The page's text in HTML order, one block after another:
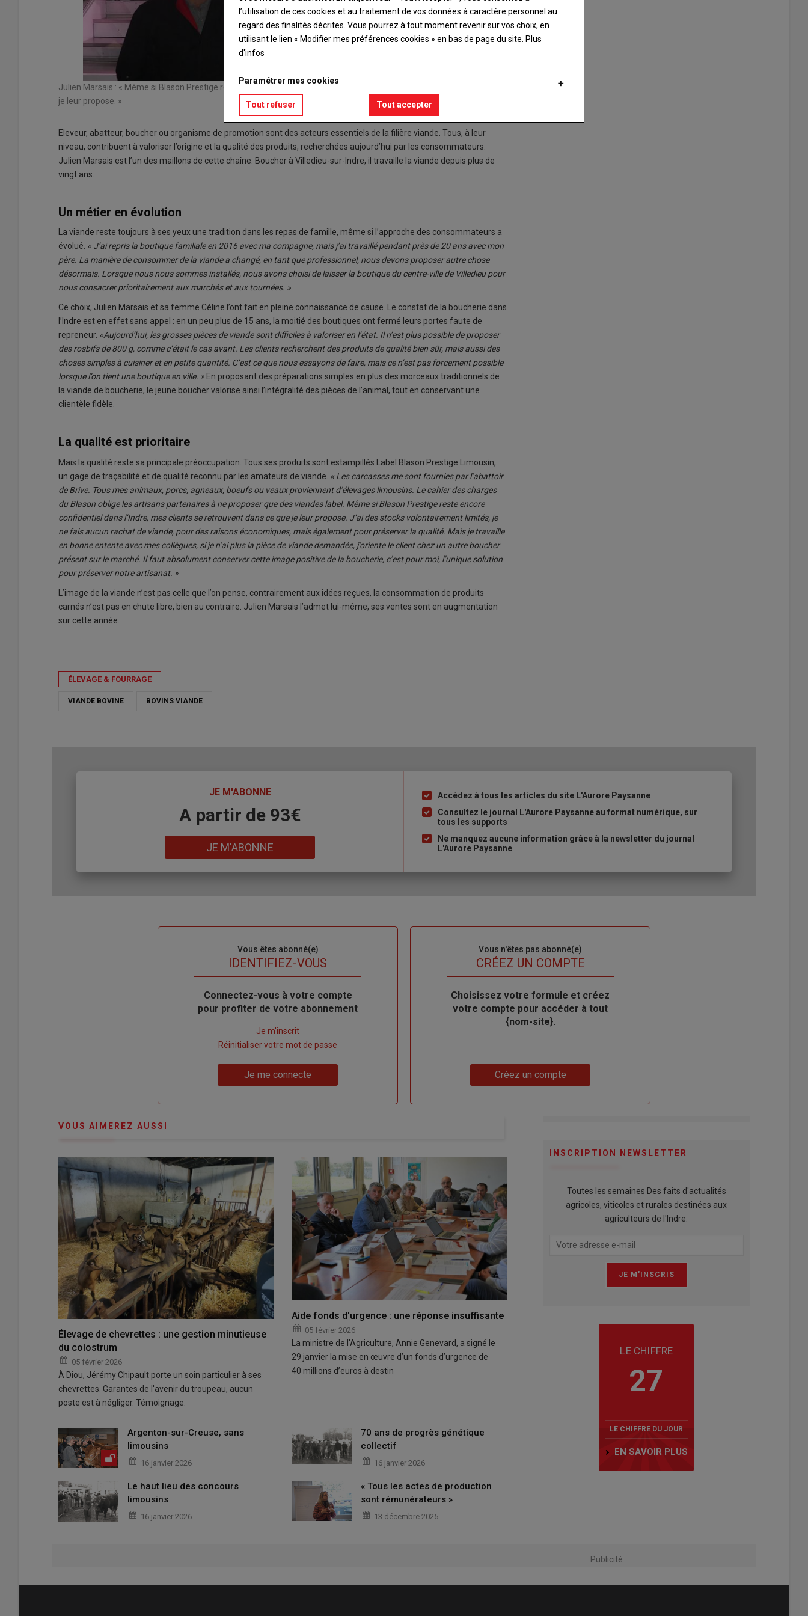
Julien Marsais : « Même si Blason Prestige reste encore confidentiel dans l’Indre, mes clients se retrouvent dans ce que
je leur propose. »
Eleveur, abatteur, boucher ou organisme de promotion sont des acteurs essentiels de la filière viande. Tous, à leur
niveau, contribuent à valoriser l’origine et la qualité des produits, recherchées aujourd’hui par les consommateurs.
Julien Marsais est l’un des maillons de cette chaîne. Boucher à Villedieu-sur-Indre, il travaille la viande depuis plus de
vingt ans.
Un métier en évolution
La viande reste toujours à ses yeux une tradition dans les repas de famille, même si l’approche des consommateurs a
évolué. « J’ai repris la boutique familiale en 2016 avec ma compagne, mais j’ai travaillé pendant près de 20 ans avec mon
père. La manière de consommer de la viande a changé, en tant que professionnel, nous devons proposer autre chose
désormais. Lorsque nous nous sommes installés, nous avons choisi de laisser la boutique du centre-ville de Villedieu pour
nous consacrer prioritairement aux marchés et aux tournées. »
Ce choix, Julien Marsais et sa femme Céline l’ont fait en pleine connaissance de cause. Le constat de la boucherie dans
l’Indre est en effet sans appel : en un peu plus de 15 ans, la moitié des boutiques ont fermé leurs portes faute de
repreneur. «Aujourd’hui, les grosses pièces de viande sont difficiles à valoriser en l’état. Il n’est plus possible de proposer
des rosbifs de 800 g, comme c’était le cas avant. Les clients recherchent des produits de qualité bien sûr, mais aussi des
choses simples à cuisiner et en petite quantité. C’est ce que nous essayons de faire, mais ce n’est pas forcement possible
lorsque l’on tient une boutique en ville. » En proposant des préparations simples en plus des morceaux traditionnels de
la viande de boucherie, le jeune boucher valorise ainsi l’intégralité des pièces de l’animal, tout en conservant une
clientèle fidèle.
La qualité est prioritaire
Mais la qualité reste sa principale préoccupation. Tous ses produits sont estampillés Label Blason Prestige Limousin,
un gage de traçabilité et de qualité reconnu par les amateurs de viande. « Les carcasses me sont fournies par l’abattoir
de Brive. Tous mes animaux, porcs, agneaux, boeufs ou veaux proviennent d’élevages limousins. Le cahier des charges
du Blason oblige les artisans partenaires à ne proposer que des viandes label. Même si Blason Prestige reste encore
confidentiel dans l’Indre, mes clients se retrouvent dans ce que je leur propose. J’ai des stocks volontairement limités, je
ne fais aucun rachat de viande, pour des raisons économiques, mais également pour préserver la qualité. Mais je travaille
en bonne entente avec mes collègues, si je n’ai plus la pièce de viande demandée, j’oriente le client chez un autre boucher
présent sur le marché. Il faut absolument conserver cette image positive de la boucherie, c’est pour moi, l’unique solution
pour préserver notre artisanat. »
L’image de la viande n’est pas celle que l’on pense, contrairement aux idées reçues, la consommation de produits
carnés n’est pas en chute libre, bien au contraire. Julien Marsais l’admet lui-même, ses ventes sont en augmentation
sur cette année.
ÉLEVAGE & FOURRAGE
VIANDE BOVINE BOVINS VIANDE
JE M'ABONNE
A partir de 93€
JE M'ABONNE
Liste
à
puce
Accédez à tous les articles du site L'Aurore Paysanne
Consultez le journal L'Aurore Paysanne au format numérique, sur
tous les supports
Ne manquez aucune information grâce à la newsletter du journal
L'Aurore Paysanne
Vous êtes abonné(e)
IDENTIFIEZ-VOUS
Body
Connectez-vous à votre compte
pour profiter de votre abonnement
compte"
Je m'inscrit
Réinitialiser votre mot de passe
Je me connecte
Vous n'êtes pas abonné(e)
TITRECRÉEZ UN COMPTE
Body
Choisissez votre formule et créez
votre compte pour accéder à tout
{nom-site}.
Créez un compte
VOUS AIMEREZ AUSSI
Élevage de chevrettes : une gestion minutieuse
du colostrum
05 février 2026
À Diou, Jérémy Chipault porte un soin particulier à ses
chevrettes. Garantes de l'avenir du troupeau, aucun
poste est à négliger. Témoignage.
Aide fonds d'urgence : une réponse insuffisante
05 février 2026
La ministre de l'Agriculture, Annie Genevard, a signé le
29 janvier la mise en œuvre d’un fonds d’urgence de
40 millions d’euros à destin
Argenton-sur-Creuse, sans
limousins
16 janvier 2026
70 ans de progrès génétique
collectif
16 janvier 2026
Le haut lieu des concours
limousins
16 janvier 2026
« Tous les actes de production
sont rémunérateurs »
13 décembre 2025
INSCRIPTION NEWSLETTER
Toutes les semaines Des faits d'actualités
agricoles, viticoles et rurales destinées aux
agriculteurs de l'Indre.
LE CHIFFRE
27
LE CHIFFRE DU JOUR
EN SAVOIR PLUS
Publicité
l’utilisation de ces cookies et au traitement de vos données à caractère personnel au
regard des finalités décrites. Vous pourrez à tout moment revenir sur vos choix, en
utilisant le lien « Modifier mes préférences cookies » en bas de page du site.Plus
d'infos
Paramétrer mes cookies
Tout refuser Tout accepter